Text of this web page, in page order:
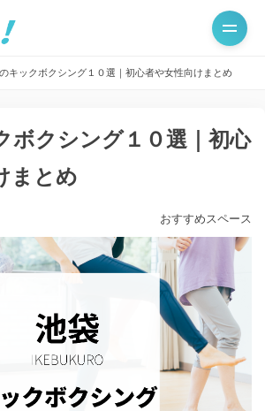
キックボクシング１０選｜初心者や女性向けまとめ
ボクシング１０選｜初心
まとめ
おすすめスペース